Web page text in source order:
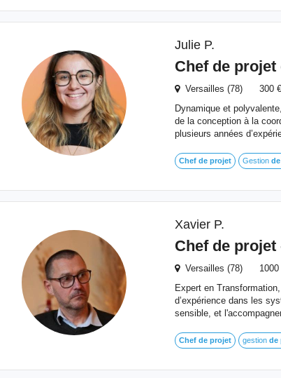
Julie P.
Chef de projet
Versailles (78) 300 €
Dynamique et
de la conception à la
plusieurs années
Chef de projet Gestion de
Xavier P.
Chef de projet
Versailles (78) 1000
Expert en
d’expérience dans les
sensible, et
Chef de projet gestion de